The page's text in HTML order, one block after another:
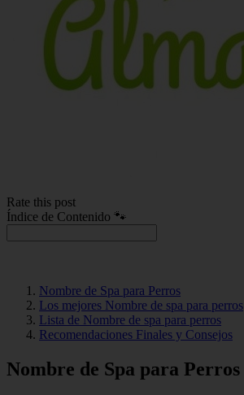
Rate this post
Índice de Contenido 🐾
Nombre de Spa para Perros
Los mejores Nombre de spa para perros
Lista de Nombre de spa para perros
Recomendaciones Finales y Consejos
Nombre de Spa para Perros